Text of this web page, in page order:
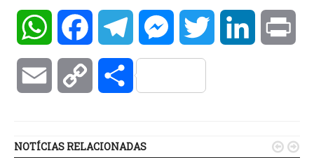
WhatsAppFacebookTelegramMessengerTwitter LinkedIn
Email Copy Compartilhar
NOTÍCIAS RELACIONADAS  